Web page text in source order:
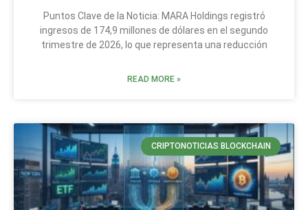
Puntos Clave de la Noticia: MARA Holdings registró
ingresos de 174,9 millones de dólares en el segundo
trimestre de 2026, lo que representa una reducción
READ MORE »
CRIPTONOTICIAS BLOCKCHAIN